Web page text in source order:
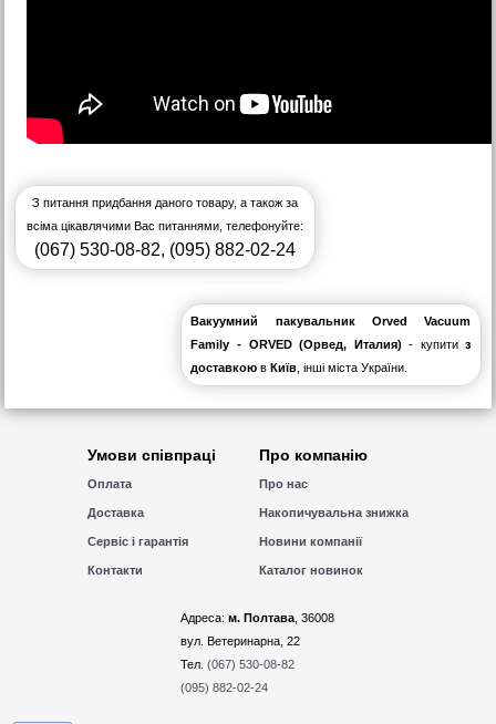
З питання придбання даного товару, а також за
всіма цікавлячими Вас питаннями, телефонуйте:
(067) 530-08-82, (095) 882-02-24
Вакуумний пакувальник Orved Vacuum
Family - ORVED (Орвед, Италия)- купитиз
доставкою вКиїв , інші міста України.
Умови співпраці
Оплата
Доставка
Сервіс і гарантія
Контакти
Про компанію
Про нас
Накопичувальна знижка
Новини компанії
Каталог новинок
Адреса:м. Полтава , 36008
вул. Ветеринарна, 22
Тел.(067) 530-08-82
(095) 882-02-24